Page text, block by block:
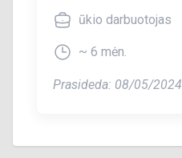
ūkio darbuotojas
~ 6 mėn.
Prasideda: 08/05/2024